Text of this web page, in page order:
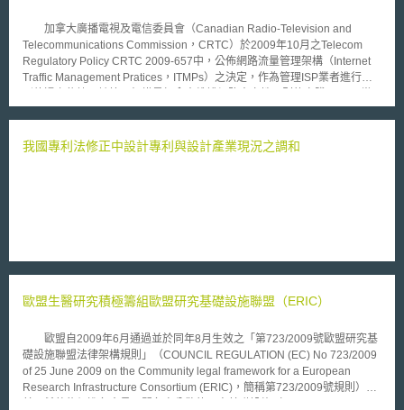
加拿大廣播電視及電信委員會（Canadian Radio-Television and
Telecommunications Commission，CRTC）於2009年10月之Telecom
Regulatory Policy CRTC 2009-657中，公佈網路流量管理架構（Internet
Traffic Management Pratices，ITMPs）之決定，作為管理ISP業者進行差
時CRTC並未決定該架構是否一併適用於行動無線網路，直至2010年7月
行動無線網路，以解決潛在的差別待遇行為發生於行動無線資料服務。
不可過度。 3.明確(Clarity) ISP業者必須確保他們所使用的ITMPs不會有不
供一個清晰和結構化的方法，來評估既有與未來的ITMPs是否符合加拿大電
(Competitive neutrality) 對於零售服務，CRTC將採取事後管制原則，即接
受消費者投訴後處理之原則，進行管制評估。而在批發服務部份，則較為嚴
格。亦即，當ISP在批發服務使用了比零售服務較多的限制性ITMPs時，必
須得到CRTC之批准。當ISP將ITMPs用於批發服務時，必須遵守CRTC之管
理架構，不得對次級ISP（Secondary ISP）的流量造成顯著和不相稱的影
我國專利法修正中設計專利與設計產業現況之調和
歐盟生醫研究積極籌組歐盟研究基礎設施聯盟（ERIC）
歐盟自2009年6月通過並於同年8月生效之「第723/2009號歐盟研究基
礎設施聯盟法律架構規則」（COUNCIL REGULATION (EC) No 723/2009
of 25 June 2009 on the Community legal framework for a European
Research Infrastructure Consortium (ERIC)，簡稱第723/2009號規則），